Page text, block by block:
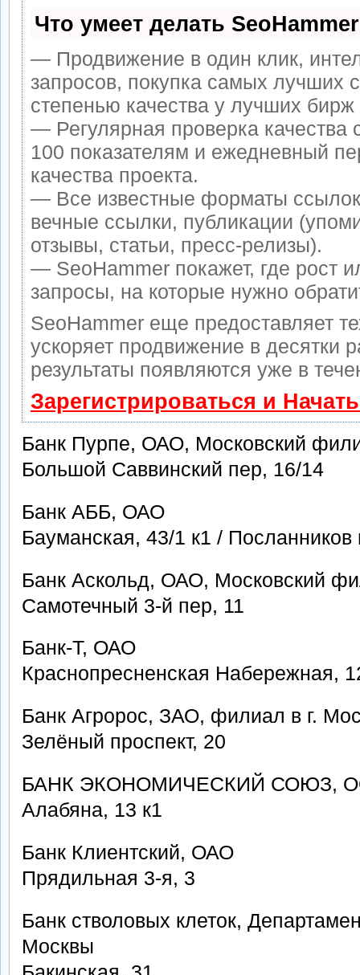
Что умеет делать SeoHammer
— Продвижение в один клик,
запросов, покупка самых лучших
степенью качества у лучших
— Регулярная проверка качества
100 показателям и ежедневный
качества проекта.
— Все известные форматы
вечные ссылки, публикации
отзывы, статьи, пресс-релизы).
— SeoHammer покажет, где рост
запросы, на которые нужно
SeoHammer еще предоставляет
ускоряет продвижение в десятки
результаты появляются уже в
Зарегистрироваться и
Банк Пурпе, ОАО, Московский
Большой Саввинский пер, 16/14
Банк АББ, ОАО
Бауманская, 43/1 к1 / Посланников
Банк Аскольд, ОАО, Московский
Самотечный 3-й пер, 11
Банк-Т, ОАО
Краснопресненская Набережная,
Банк Агророс, ЗАО, филиал в г.
Зелёный проспект, 20
БАНК ЭКОНОМИЧЕСКИЙ СОЮЗ,
Алабяна, 13 к1
Банк Клиентский, ОАО
Прядильная 3-я, 3
Банк стволовых клеток,
Москвы